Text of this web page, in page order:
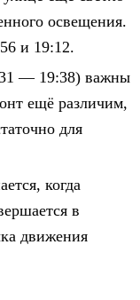
освещения.
и 19:12.
— 19:38) важны
ещё различим,
для
когда
в
движения